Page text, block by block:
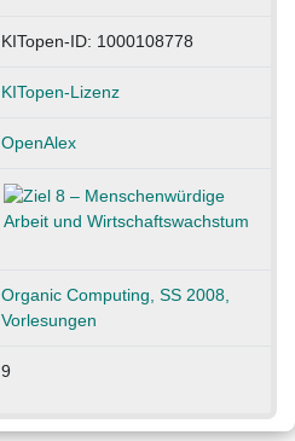
KITopen-ID: 1000108778
KITopen-Lizenz
OpenAlex
Organic Computing, SS 2008,
Vorlesungen
9